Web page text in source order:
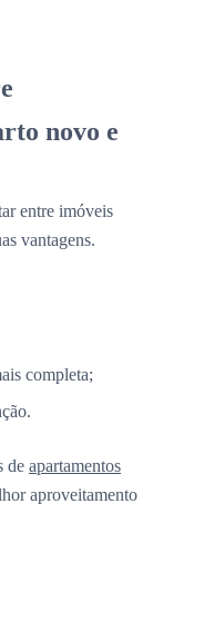
novo e
entre imóveis
vantagens.
completa;
de apartamentos
aproveitamento